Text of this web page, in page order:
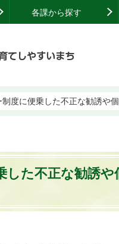
各課から探す
度に便乗した不正な勧誘や
した不正な勧誘